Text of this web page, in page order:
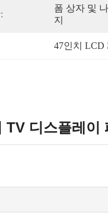
폼 상자 및
지
47인치 LCD
TV 디스플레이